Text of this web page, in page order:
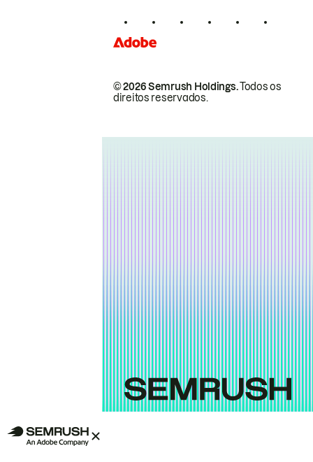
© 2026 Semrush Holdings.Todos os
direitos reservados.